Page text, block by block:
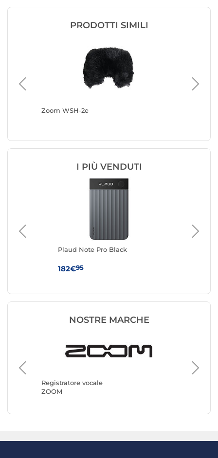
PRODOTTI SIMILI
Zoom WSH-2e
I PIÙ VENDUTI
Plaud Note Pro Black
182€95
NOSTRE MARCHE
Registratore vocale
ZOOM
Philips